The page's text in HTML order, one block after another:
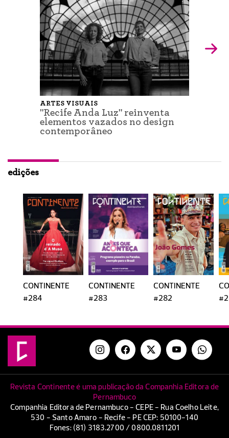
ARTES VISUAIS
"Recife Anda Luz" reinventa
elementos vazados no design
contemporâneo
edições
CONTINENTE
#284
CONTINENTE
#283
CONTINENTE
#282
Revista Continente é uma publicação da Companhia Editora de
Pernambuco
Companhia Editora de Pernambuco - CEPE - Rua Coelho Leite,
530 - Santo Amaro - Recife - PE CEP: 50100-140
Fones: (81) 3183.2700 / 0800.0811201